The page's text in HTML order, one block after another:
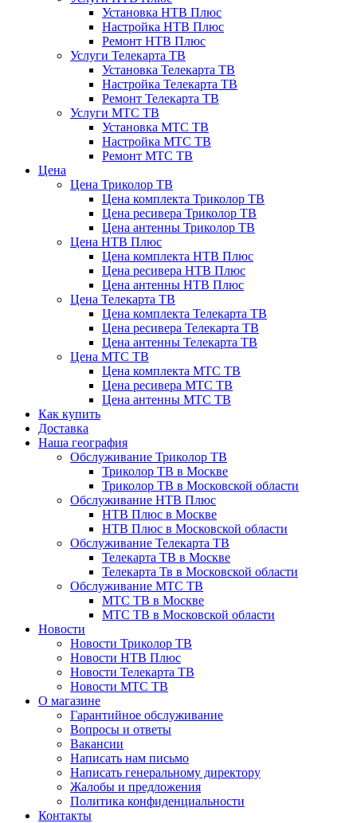
Установка НТВ Плюс
Настройка НТВ Плюс
Ремонт НТВ Плюс
Услуги Телекарта ТВ
Установка Телекарта ТВ
Настройка Телекарта ТВ
Ремонт Телекарта ТВ
Услуги МТС ТВ
Установка МТС ТВ
Настройка МТС ТВ
Ремонт МТС ТВ
Цена
Цена Триколор ТВ
Цена комплекта Триколор ТВ
Цена ресивера Триколор ТВ
Цена антенны Триколор ТВ
Цена НТВ Плюс
Цена комплекта НТВ Плюс
Цена ресивера НТВ Плюс
Цена антенны НТВ Плюс
Цена Телекарта ТВ
Цена комплекта Телекарта ТВ
Цена ресивера Телекарта ТВ
Цена антенны Телекарта ТВ
Цена МТС ТВ
Цена комплекта МТС ТВ
Цена ресивера МТС ТВ
Цена антенны МТС ТВ
Как купить
Доставка
Наша география
Обслуживание Триколор ТВ
Триколор ТВ в Москве
Триколор ТВ в Московской области
Обслуживание НТВ Плюс
НТВ Плюс в Москве
НТВ Плюс в Московской области
Обслуживание Телекарта ТВ
Телекарта ТВ в Москве
Телекарта Тв в Московской области
Обслуживание МТС ТВ
МТС ТВ в Москве
МТС ТВ в Московской области
Новости
Новости Триколор ТВ
Новости НТВ Плюс
Новости Телекарта ТВ
Новости МТС ТВ
О магазине
Гарантийное обслуживание
Вопросы и ответы
Вакансии
Написать нам письмо
Написать генеральному директору
Жалобы и предложения
Политика конфиденциальности
Контакты